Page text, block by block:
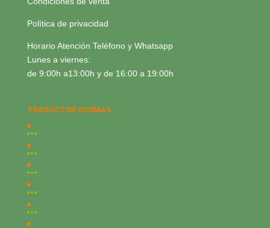
Política de privacidad
Horario Atención Teléfono y Whatsapp
Lunes a viernes:
de 9:00h a13:00h y de 16:00 a 19:00h
TRADUCTOR IDIOMAS: